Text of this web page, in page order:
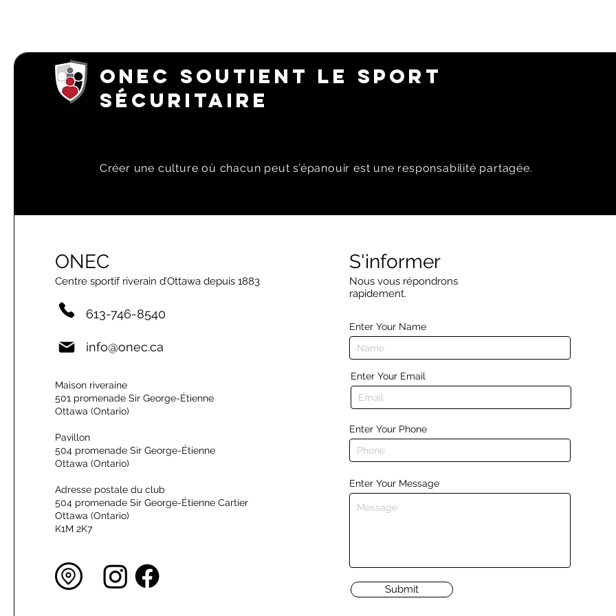
ONEC SOUTIENT LE SPORT
SÉCURITAIRE
Créer une culture où chacun peut s’épanouir est une responsabilité partagée.
ONEC
Centre sportif riverain d’Ottawa depuis 1883
613-746-8540
info@onec.ca
Maison riveraine
501 promenade Sir George-Étienne
Ottawa (Ontario)
Pavillon
504 promenade Sir George-Étienne
Ottawa (Ontario)
Adresse postale du club
504 promenade Sir George-Étienne Cartier
Ottawa (Ontario)
K1M 2K7
S'informer
Nous vous répondrons
rapidement.
Enter Your Name
Enter Your Email
Enter Your Phone
Enter Your Message
Submit